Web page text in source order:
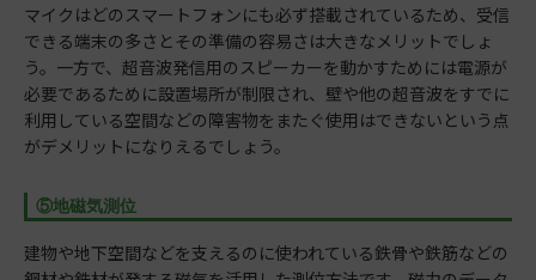
マイクはどのスマートフォンにも必ず搭載されているため、受信
できる端末の多さとその準備の容易さは大きなメリットでしょ
う。一方で、超音波発信用のスピーカーを動かすためには電源が
必要であるために設置場所が制限され、壁や他の超音波をすでに
利用している空間などの障害物をまたぐ使用はできないという点
がデメリットになりえるでしょう。
⑤地磁気測位
建物や地下空間などを支えるのに使われている鉄骨や鉄筋などの